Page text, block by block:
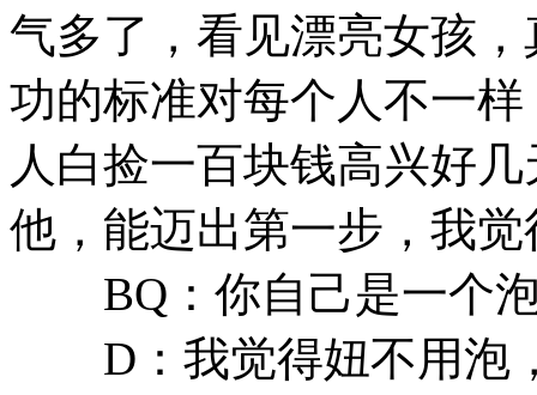
气多了，看见漂亮女孩
功的标准对每个人不一
人白捡一百块钱高兴好
他，能迈出第一步，我
BQ：你自己是一个泡
D：我觉得妞不用泡